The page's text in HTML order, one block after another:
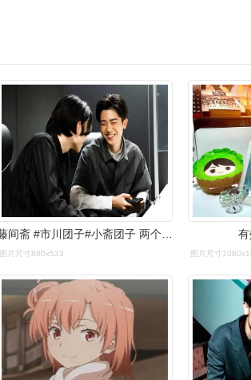
图片尺寸800x533 图片尺寸